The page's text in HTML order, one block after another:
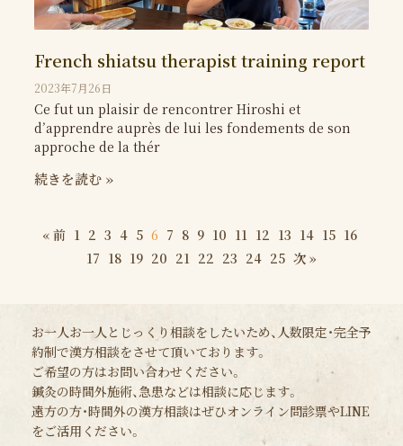
French shiatsu therapist training report
2023年7月26日
Ce fut un plaisir de rencontrer Hiroshi et
d’apprendre auprès de lui les fondements de son
approche de la thér
続きを読む »
« 前 1 2 3 4 5 6 7 8 9 10 11 12 13 14 15 16
17 18 19 20 21 22 23 24 25 次 »
お一人お一人とじっくり相談をしたいため、人数限定・完全予
約制で漢方相談をさせて頂いております。
ご希望の方はお問い合わせください。
鍼灸の時間外施術、急患などは相談に応じます。
遠方の方・時間外の漢方相談はぜひオンライン問診票やLINE
をご活用ください。